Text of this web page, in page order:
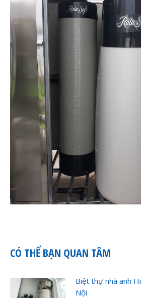
CÓ THỂ BẠN QUAN TÂM
Biệt thự nhà anh
Nội